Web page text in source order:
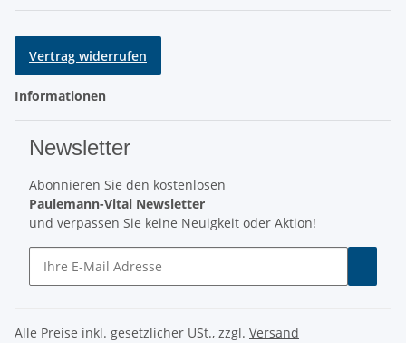
Vertrag widerrufen
Informationen
Newsletter
Abonnieren Sie den kostenlosen
Paulemann-Vital Newsletter
und verpassen Sie keine Neuigkeit oder Aktion!
Alle Preise inkl. gesetzlicher USt., zzgl. Versand